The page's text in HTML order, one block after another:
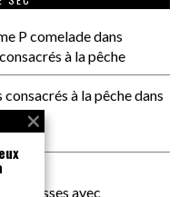
P comeladedans
à la pêche
à la pêchedans
classes avec